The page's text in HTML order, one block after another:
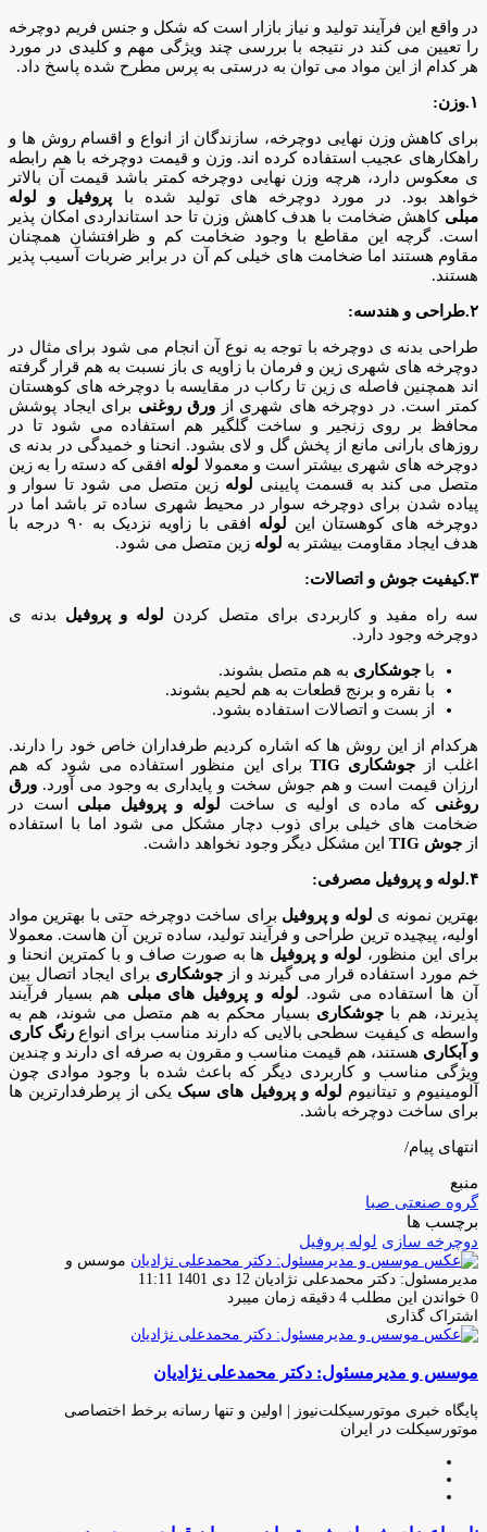
در واقع این فرآیند تولید و نیاز بازار است که شکل و جنس فریم دوچرخه
را تعیین می کند در نتیجه با بررسی چند ویژگی مهم و کلیدی در مورد
هر کدام از این مواد می توان به درستی به پرس مطرح شده پاسخ داد.
۱.وزن:
برای کاهش وزن نهایی دوچرخه، سازندگان از انواع و اقسام روش ها و
راهکارهای عجیب استفاده کرده اند. وزن و قیمت دوچرخه با هم رابطه
ی معکوس دارد، هرچه وزن نهایی دوچرخه کمتر باشد قیمت آن بالاتر
خواهد بود. در مورد دوچرخه های تولید شده با پروفیل و
لوله
مبلی کاهش ضخامت با هدف کاهش وزن تا حد استانداردی امکان پذیر
است. گرچه این مقاطع با وجود ضخامت کم و ظرافتشان همچنان
مقاوم هستند اما ضخامت های خیلی کم آن در برابر ضربات آسیب پذیر
هستند.
۲.طراحی و هندسه:
طراحی بدنه ی دوچرخه با توجه به نوع آن انجام می شود برای مثال در
دوچرخه های شهری زین و فرمان با زاویه ی باز نسبت به هم قرار گرفته
اند همچنین فاصله ی زین تا رکاب در مقایسه با دوچرخه های کوهستان
کمتر است. در دوچرخه های شهری از ورق روغنی برای ایجاد پوشش
محافظ بر روی زنجیر و ساخت گلگیر هم استفاده می شود تا در
روزهای بارانی مانع از پخش گل و لای بشود. انحنا و خمیدگی در بدنه ی
دوچرخه های شهری بیشتر است و معمولا لوله افقی که دسته را به زین
متصل می کند به قسمت پایینی لوله زین متصل می شود تا سوار و
پیاده شدن برای دوچرخه سوار در محیط شهری ساده تر باشد اما در
دوچرخه های کوهستان این لوله
افقی با زاویه نزدیک به ۹۰ درجه با
هدف ایجاد مقاومت بیشتر به لوله زین متصل می شود.
۳.کیفیت جوش و اتصالات:
سه راه مفید و کاربردی برای متصل کردن لوله و پروفیل بدنه ی
دوچرخه وجود دارد.
با جوشکاری به هم متصل بشوند.
با نقره و برنج قطعات به هم لحیم بشوند.
از بست و اتصالات استفاده بشود.
هرکدام از این روش ها که اشاره کردیم طرفداران خاص خود را دارند.
اغلب از جوشکاری TIG
برای این منظور استفاده می شود که هم
ارزان قیمت است و هم جوش سخت و پایداری به وجود می آورد. ورق
روغنی که ماده ی اولیه ی ساخت لوله و پروفیل مبلی است در
ضخامت های خیلی برای ذوب دچار مشکل می شود اما با استفاده
از جوش TIG این مشکل دیگر وجود نخواهد داشت.
۴.لوله و پروفیل مصرفی:
بهترین نمونه ی لوله و پروفیل برای ساخت دوچرخه حتی با بهترین مواد
اولیه، پیچیده ترین طراحی و فرآیند تولید، ساده ترین آن هاست. معمولا
برای این منظور، لوله و پروفیل ها به صورت صاف و با کمترین انحنا و
خم مورد استفاده قرار می گیرند و ازجوشکاری برای ایجاد اتصال بین
آن ها استفاده می شود. لوله و پروفیل های مبلی هم بسیار فرآیند
پذیرند، هم با جوشکاری بسیار محکم به هم متصل می شوند، هم به
واسطه ی کیفیت سطحی بالایی که دارند مناسب برای انواعرنگ کاری
و آبکاری هستند، هم قیمت مناسب و مقرون به صرفه ای دارند و چندین
ویژگی مناسب و کاربردی دیگر که باعث شده با وجود موادی چون
آلومینیوم و تیتانیوم لوله و پروفیل های سبک یکی از پرطرفدارترین ها
برای ساخت دوچرخه باشد.
انتهای پیام/
منبع
گروه صنعتی صبا
برچسب ها
دوچرخه سازی لوله پروفیل
موسس و
مدیرمسئول: دکتر محمدعلی نژادیان ارسال
ایمیل
12 دی 1401 11:11
0 خواندن این مطلب 4 دقیقه زمان میبرد
اشتراک گذاری
فیس
توئیتر
لینکدین
واتس
تلگرام
اشتراک
از
ایمیل
چاپ
موسس و مدیرمسئول: دکتر محمدعلی نژادیان
پایگاه خبری موتورسیکلت‌نیوز | اولین و تنها رسانه برخط اختصاصی
موتورسیکلت در ایران